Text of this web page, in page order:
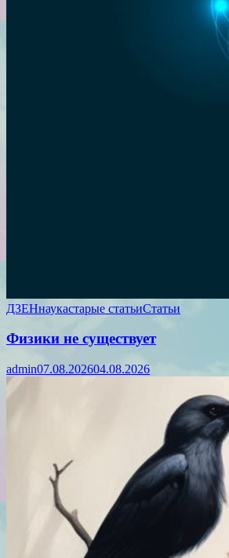
ДЗЕНнаукастарые статьиСтатьи
Физики не существует
admin07.08.202604.08.2026